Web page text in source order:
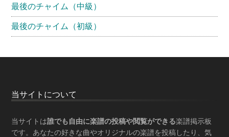
最後のチャイム（中級）
最後のチャイム（初級）
Footer
当サイトについて
当サイトは誰でも自由に楽譜の投稿や閲覧ができる楽譜掲示板
です。あなたの好きな曲やオリジナルの楽譜を投稿したり、気